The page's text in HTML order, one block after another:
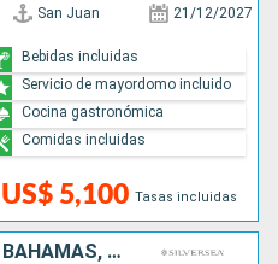
San Juan 21/12/2027
US$ 5,100 Tasas incluidas
Bebidas incluidas
Servicio de mayordomo incluido
Cocina gastronómica
Comidas incluidas
REPÚBLICA DOMINICANA, BAHAMAS, ESTADOS UNIDOS